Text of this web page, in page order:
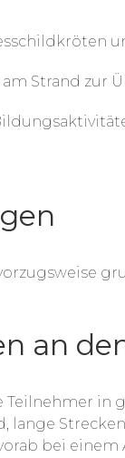
Strand zur
an
Teilnehmer
lange
bei